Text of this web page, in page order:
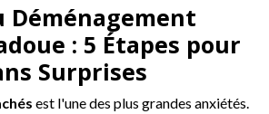
Déménagement
: 5 Étapes pour
Surprises
est l'une des plus grandes anxiétés.